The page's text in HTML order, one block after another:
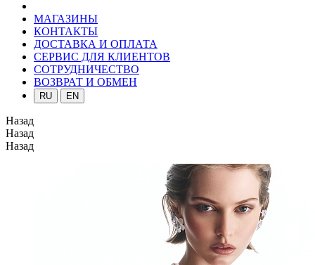
МАГАЗИНЫ
КОНТАКТЫ
ДОСТАВКА И ОПЛАТА
СЕРВИС ДЛЯ КЛИЕНТОВ
СОТРУДНИЧЕСТВО
ВОЗВРАТ И ОБМЕН
RU EN
Назад
Назад
Назад